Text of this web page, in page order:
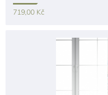
719,00 Kč